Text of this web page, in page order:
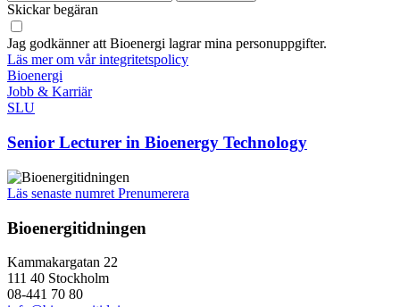
Skickar begäran
Jag godkänner att Bioenergi lagrar mina personuppgifter.
Läs mer om vår integritetspolicy
Bioenergi
Jobb & Karriär
SLU
Senior Lecturer in Bioenergy Technology
Läs senaste numret Prenumerera
Bioenergitidningen
Kammakargatan 22
111 40 Stockholm
08-441 70 80